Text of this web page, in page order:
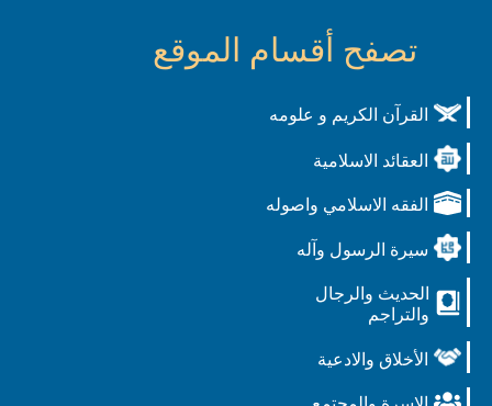
تصفح أقسام الموقع
القرآن الكريم و علومه
العقائد الاسلامية
الفقه الاسلامي واصوله
سيرة الرسول وآله
الحديث والرجال
والتراجم
الأخلاق والادعية